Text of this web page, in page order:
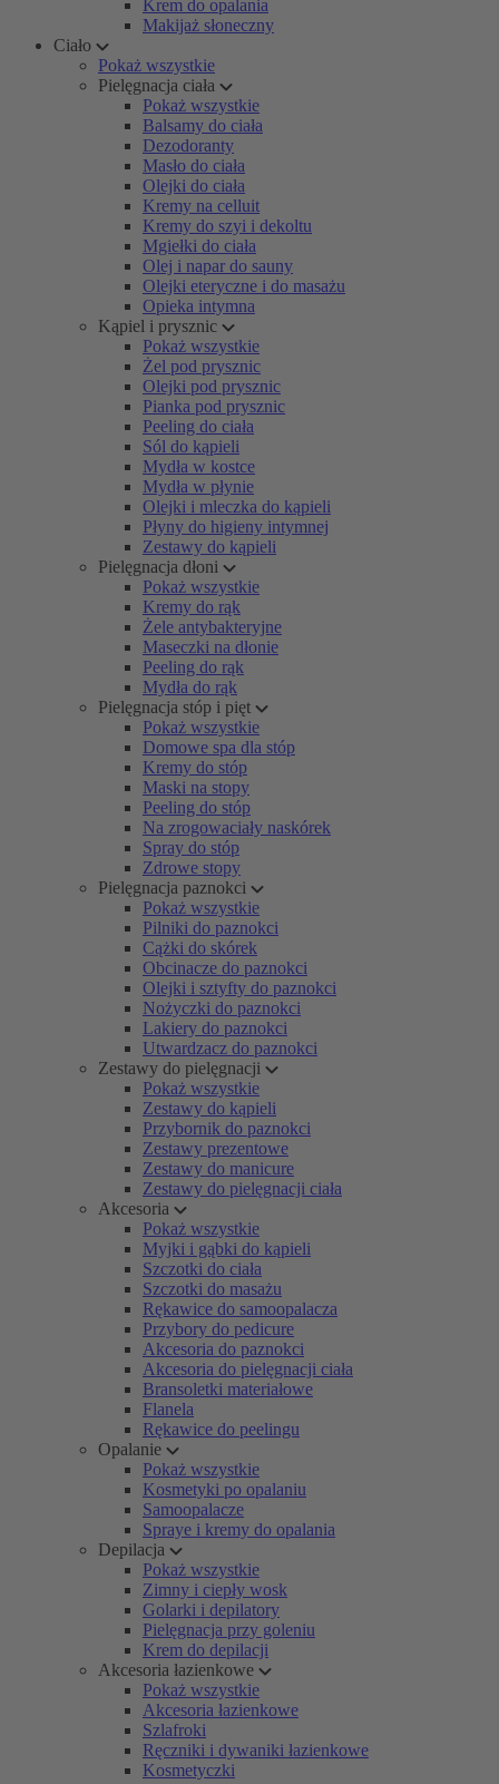
Krem do opalania
Makijaż słoneczny
Ciało
Pokaż wszystkie
Pielęgnacja ciała
Pokaż wszystkie
Balsamy do ciała
Dezodoranty
Masło do ciała
Olejki do ciała
Kremy na celluit
Kremy do szyi i dekoltu
Mgiełki do ciała
Olej i napar do sauny
Olejki eteryczne i do masażu
Opieka intymna
Kąpiel i prysznic
Pokaż wszystkie
Żel pod prysznic
Olejki pod prysznic
Pianka pod prysznic
Peeling do ciała
Sól do kąpieli
Mydła w kostce
Mydła w płynie
Olejki i mleczka do kąpieli
Płyny do higieny intymnej
Zestawy do kąpieli
Pielęgnacja dłoni
Pokaż wszystkie
Kremy do rąk
Żele antybakteryjne
Maseczki na dłonie
Peeling do rąk
Mydła do rąk
Pielęgnacja stóp i pięt
Pokaż wszystkie
Domowe spa dla stóp
Kremy do stóp
Maski na stopy
Peeling do stóp
Na zrogowaciały naskórek
Spray do stóp
Zdrowe stopy
Pielęgnacja paznokci
Pokaż wszystkie
Pilniki do paznokci
Cążki do skórek
Obcinacze do paznokci
Olejki i sztyfty do paznokci
Nożyczki do paznokci
Lakiery do paznokci
Utwardzacz do paznokci
Zestawy do pielęgnacji
Pokaż wszystkie
Zestawy do kąpieli
Przybornik do paznokci
Zestawy prezentowe
Zestawy do manicure
Zestawy do pielęgnacji ciała
Akcesoria
Pokaż wszystkie
Myjki i gąbki do kąpieli
Szczotki do ciała
Szczotki do masażu
Rękawice do samoopalacza
Przybory do pedicure
Akcesoria do paznokci
Akcesoria do pielęgnacji ciała
Bransoletki materiałowe
Flanela
Rękawice do peelingu
Opalanie
Pokaż wszystkie
Kosmetyki po opalaniu
Samoopalacze
Spraye i kremy do opalania
Depilacja
Pokaż wszystkie
Zimny i ciepły wosk
Golarki i depilatory
Pielęgnacja przy goleniu
Krem do depilacji
Akcesoria łazienkowe
Pokaż wszystkie
Akcesoria łazienkowe
Szlafroki
Ręczniki i dywaniki łazienkowe
Kosmetyczki